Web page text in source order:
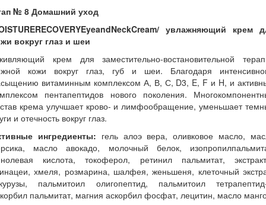
№ 8 Домашний уход
увлажняющий крем
вокруг глаз и шеи
крем для заместительно-востановительной
кожи вокруг глаз, губ и шеи. Благодаря
витаминным комплексом А, В, С, D3, E, F и H, и
пентапептидов нового поколения.
крема улучшает крово- и лимфообращение, уменьшает
и отечность вокруг глаз.
ингредиенты: гель алоэ вера, оливковое масло,
масло авокадо, молочный белок,
кислота, токоферол, ретинил пальмитат,
хмеля, розмарина, шалфея, женьшеня, клеточный
пальмитоил олигопептид, пальмитоил
пальмитат, магния аскорбил фосфат, лецитин, масло